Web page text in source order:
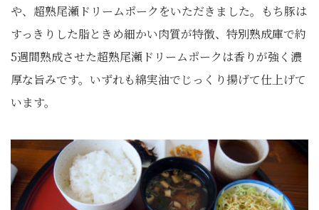
や、超熟尾瀬ドリームポークをいただきました。もち豚は
すっきりした脂ときめ細かい肉質が特徴、特別熟成庫で約
5週間熟成させた超熟尾瀬ドリームポークは香りが強く濃
厚な旨みです。いずれも綿実油でじっくり揚げて仕上げて
います。